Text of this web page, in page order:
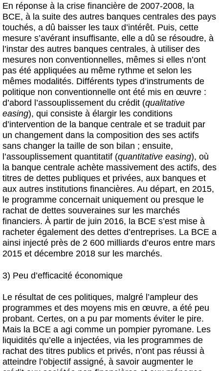
En réponse à la crise financière de 2007-2008, la
BCE, à la suite des autres banques centrales des pays
touchés, a dû baisser les taux d’intérêt. Puis, cette
mesure s’avérant insuffisante, elle a dû se résoudre, à
l’instar des autres banques centrales, à utiliser des
mesures non conventionnelles, mêmes si elles n’ont
pas été appliquées au même rythme et selon les
mêmes modalités. Différents types d’instruments de
politique non conventionnelle ont été mis en œuvre :
d’abord l’assouplissement du crédit (qualitative
easing), qui consiste à élargir les conditions
d’intervention de la banque centrale et se traduit par
un changement dans la composition des ses actifs
sans changer la taille de son bilan ; ensuite,
l’assouplissement quantitatif (quantitative easing), où
la banque centrale achète massivement des actifs, des
titres de dettes publiques et privées, aux banques et
aux autres institutions financières. Au départ, en 2015,
le programme concernait uniquement ou presque le
rachat de dettes souveraines sur les marchés
financiers. À partir de juin 2016, la BCE s’est mise à
racheter également des dettes d’entreprises. La BCE a
ainsi injecté près de 2 600 milliards d’euros entre mars
2015 et décembre 2018 sur les marchés.
3) Peu d’efficacité économique
Le résultat de ces politiques, malgré l’ampleur des
programmes et des moyens mis en œuvre, a été peu
probant. Certes, on a pu par moments éviter le pire.
Mais la BCE a agi comme un pompier pyromane. Les
liquidités qu’elle a injectées, via les programmes de
rachat des titres publics et privés, n’ont pas réussi à
atteindre l’objectif assigné, à savoir augmenter le